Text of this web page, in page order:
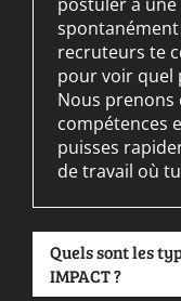
recruteurs te
pour voir quel
Nous prenons
compétences
puisses
de travail où tu
Quels sont les
IMPACT ?